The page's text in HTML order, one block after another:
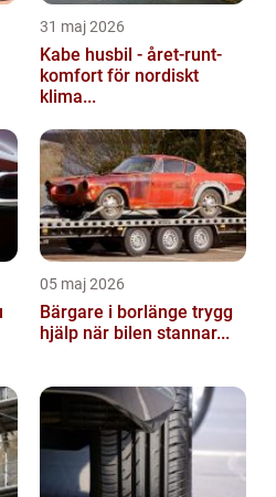
31 maj 2026
Kabe husbil - året-runt-
komfort för nordiskt
klima...
05 maj 2026
Bärgare i borlänge trygg
hjälp när bilen stannar...